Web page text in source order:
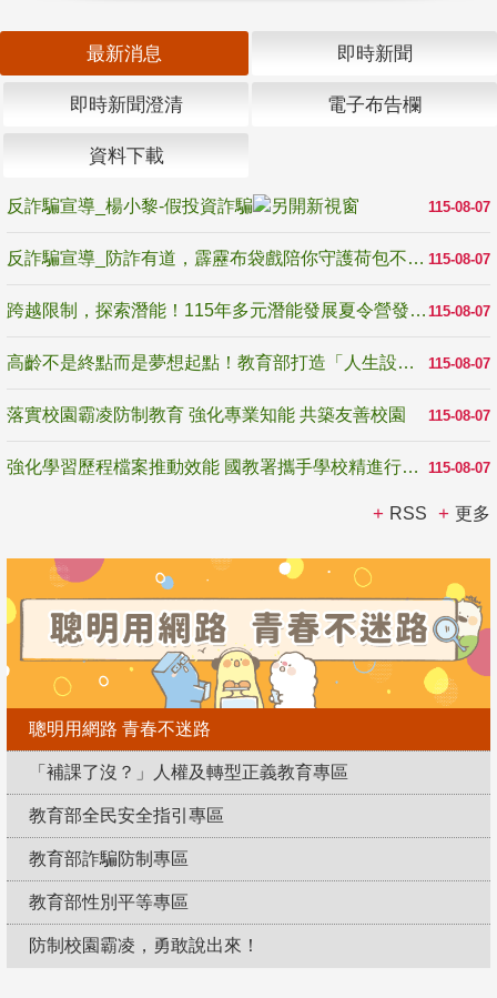
最新消息 即時新聞
即時新聞澄清 電子布告欄
資料下載
115-08-07
反詐騙宣導_楊小黎-假投資詐騙
115-08-07
反詐騙宣導_防詐有道，霹靂布袋戲陪你守護荷包不受騙
115-08-07
跨越限制，探索潛能！115年多元潛能發展夏令營發掘生命無限可能
115-08-07
高齡不是終點而是夢想起點！教育部打造「人生設計夢工場」 參展第3屆高齡健康產業博覽會
115-08-07
落實校園霸凌防制教育 強化專業知能 共築友善校園
115-08-07
強化學習歷程檔案推動效能 國教署攜手學校精進行政與教學支持
RSS 更多
聰明用網路 青春不迷路
「補課了沒？」人權及轉型正義教育專區
教育部全民安全指引專區
教育部詐騙防制專區
教育部性別平等專區
防制校園霸凌，勇敢說出來！